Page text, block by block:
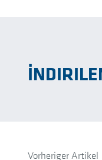
Vorheriger Artikel